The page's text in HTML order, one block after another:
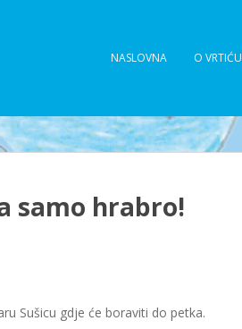
NASLOVNA O VRTIĆU
samo hrabro!
Sušicu gdje će boraviti do petka.